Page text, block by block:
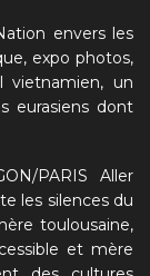
envers les
expo photos,
vietnamien, un
eurasiens dont
PARIS Aller
les silences du
toulousaine,
et mère